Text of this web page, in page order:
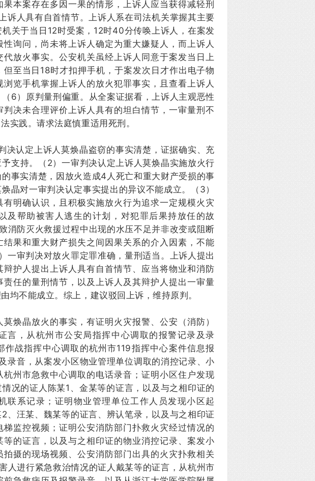
本案存在多因一果的情形，上诉人应当获得减轻刑
诉人具有自首情节。上诉人系在司法机关掌握其主要
关于当日12时受案，12时40分传唤上诉人，在案发
询问，尚未将上诉人确定为重大嫌疑人，而上诉人
放火事实。公安机关虽经上诉人同意于案发当日上
至当日18时才扣押手机，于案发次日才作出电子物
览手机掌握上诉人的放火犯罪事实，且查看上诉人
6）原判量刑偏重。从全案证据看，上诉人主观恶性
决未合理评价上诉人具有的坦白情节，一审量刑不
实践。请求法庭慎重适用死刑。
决认定上诉人莫焕晶盗窃的事实清楚，证据确实、充
支持。（2）一审判决认定上诉人莫焕晶实施放火行
事实清楚，因放火造成4人死亡和重大财产受损的事
晶对一审判决认定事实提出的异议不能成立。（3）
明确认识，且积极实施放火行为追求一定规模火灾
及帮助被害人逃生的计划，对犯罪后果持放任的故
消防灭火救援过程中出现的水压不足并非改变或阻断
果和重大财产损失之间因果关系的介入因素，不能
一审判决对放火罪定罪准确，量刑适当。上诉人提出
护人提出上诉人具有自首情节、应当将物业和消防
任的量刑情节，以及上诉人及其辩护人提出一审量
均不能成立。综上，建议驳回上诉，维持原判。
莫焕晶放火的事实，有证明火灾报警、公安（消防）
言，从杭州市公安局指挥中心调取的报警记录及录
作战指挥中心调取的杭州市119指挥中心案件信息报
录音，从案发小区物业管理单位调取的消控记录、小
杭州市急救中心调取的电话录音；证明小区住户发现
况的证人陈某1、金某等的证言，以及与之相印证的
联系记录；证明物业管理单位工作人员发现小区起
、汪某、魏某等的证言、辨认笔录，以及与之相印证
监控视频；证明公安消防部门扑救火灾经过情况的
的证言，以及与之相印证的物业消控记录、案发小
摄的现场视频、公安消防部门出具的火灾扑救相关
人进行紧急救治情况的证人戴某等的证言，从杭州市